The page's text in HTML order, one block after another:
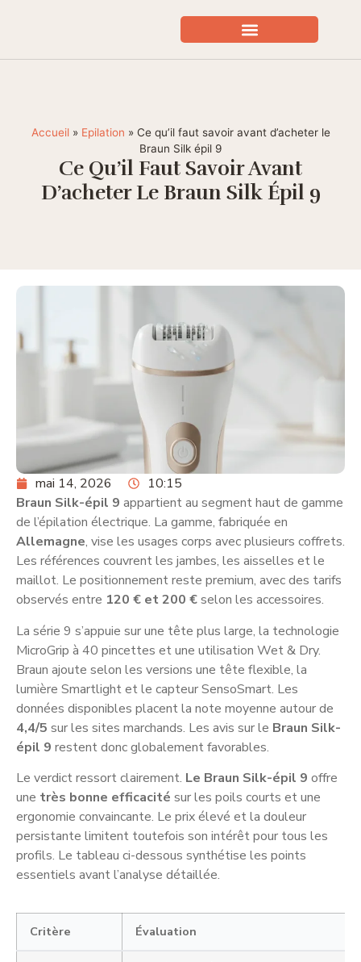
Accueil» Epilation » Ce qu’il faut savoir avant d’acheter le
Braun Silk épil 9
Ce Qu’il Faut Savoir Avant
D’acheter Le Braun Silk Épil 9
mai 14, 2026
10:15
Braun Silk-épil 9 appartient au segment haut de gamme
de l’épilation électrique. La gamme, fabriquée en
Allemagne, vise les usages corps avec plusieurs coffrets.
Les références couvrent les jambes, les aisselles et le
maillot. Le positionnement reste premium, avec des tarifs
observés entre 120 € et 200 €selon les accessoires.
La série 9 s’appuie sur une tête plus large, la technologie
MicroGrip à 40 pincettes et une utilisation Wet & Dry.
Braun ajoute selon les versions une tête flexible, la
lumière Smartlight et le capteur SensoSmart. Les
données disponibles placent la note moyenne autour de
4,4/5 sur les sites marchands. Les avis sur le Braun Silk-
épil 9 restent donc globalement favorables.
Le verdict ressort clairement. Le Braun Silk-épil 9 offre
une très bonne efficacité sur les poils courts et une
ergonomie convaincante. Le prix élevé et la douleur
persistante limitent toutefois son intérêt pour tous les
profils. Le tableau ci-dessous synthétise les points
essentiels avant l’analyse détaillée.
Critère Évaluation